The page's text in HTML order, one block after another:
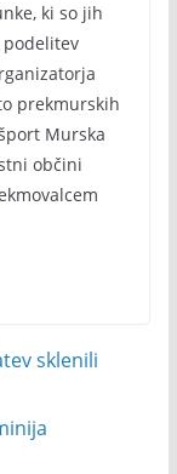
ki so jih
prekmurskih
Murska
občini
sklenili